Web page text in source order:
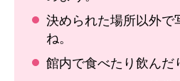
決められた場所以外で
ね。
館内で食べたり飲んだ